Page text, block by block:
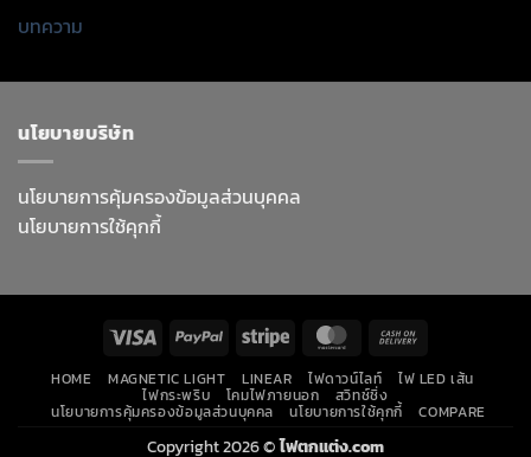
บทความ
นโยบายบริษัท
นโยบายการคุ้มครองข้อมูลส่วนบุคคล
นโยบายการใช้คุกกี้
Visa PayPal Stripe MasterCard
Delivery
HOME MAGNETIC LIGHT LINEAR ไฟดาวน์ไลท์ ไฟ LED เส้น
ไฟกระพริบ โคมไฟภายนอก สวิทช์ชิ่ง
นโยบายการคุ้มครองข้อมูลส่วนบุคคล นโยบายการใช้คุกกี้ COMPARE
Copyright 2026 ©ไฟตกแต่ง.com